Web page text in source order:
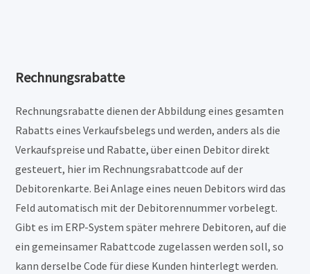
Rechnungsrabatte
Rechnungsrabatte dienen der Abbildung eines gesamten
Rabatts eines Verkaufsbelegs und werden, anders als die
Verkaufspreise und Rabatte, über einen Debitor direkt
gesteuert, hier im Rechnungsrabattcode auf der
Debitorenkarte. Bei Anlage eines neuen Debitors wird das
Feld automatisch mit der Debitorennummer vorbelegt.
Gibt es im ERP-System später mehrere Debitoren, auf die
ein gemeinsamer Rabattcode zugelassen werden soll, so
kann derselbe Code für diese Kunden hinterlegt werden.